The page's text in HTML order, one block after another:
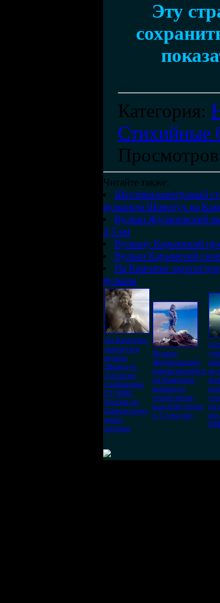
Эту
Категория:
Стихийные
Просмотров
Читайте также:
Шестикилометровый
вулканом Шивелуч на
Вулкан Жупановский
3,5 км
Вулкану Карымский
Вулкан Карымский
На Камчатке
вулкана
На Камчатке
проснулся
вулкан
Шивелуч.
Согласно
сообщению
ГУ МЧС
России по
Камчатскому
краю,
которое
Вулкан
Жупановский,
извергающийся
на Камчатке,
выбросил
столб пепла
высотой почти
в 3,5 км над
на